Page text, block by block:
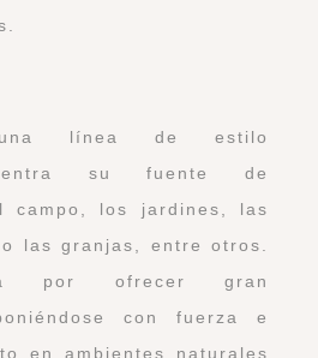
línea de estilo
su fuente de
campo, los jardines, las
las granjas, entre otros.
por ofrecer gran
con fuerza e
en ambientes naturales